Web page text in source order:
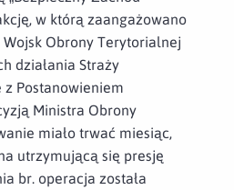
w którą zaangażowano
Wojsk Obrony Terytorialnej
działania Straży
z Postanowieniem
Ministra Obrony
miało trwać miesiąc,
utrzymującą się presję
br. operacja została